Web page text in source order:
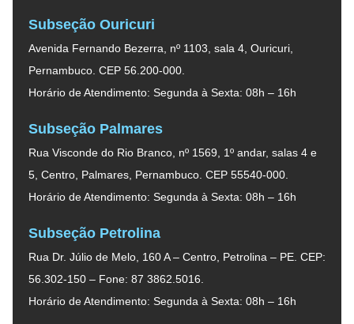
Subseção Ouricuri
Avenida Fernando Bezerra, nº 1103, sala 4, Ouricuri,
Pernambuco. CEP 56.200-000.
Horário de Atendimento: Segunda à Sexta: 08h – 16h
Subseção Palmares
Rua Visconde do Rio Branco, nº 1569, 1º andar, salas 4 e
5, Centro, Palmares, Pernambuco. CEP 55540-000.
Horário de Atendimento: Segunda à Sexta: 08h – 16h
Subseção Petrolina
Rua Dr. Júlio de Melo, 160 A – Centro, Petrolina – PE. CEP:
56.302-150 – Fone: 87 3862.5016.
Horário de Atendimento: Segunda à Sexta: 08h – 16h